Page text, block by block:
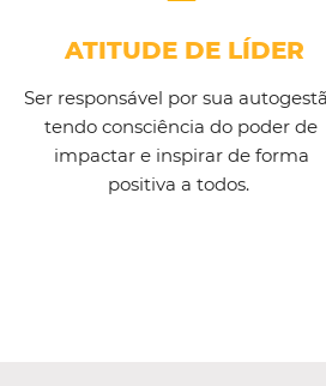
ATITUDE DE LÍDER
Ser responsável por sua
tendo consciência do poder de
impactar e inspirar de forma
positiva a todos.